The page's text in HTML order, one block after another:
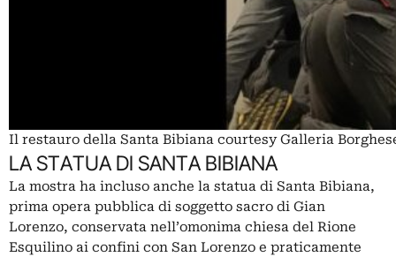
Il restauro della Santa Bibiana courtesy Galleria
LA STATUA DI SANTA BIBIANA
La mostra ha incluso anche la statua di Santa Bibiana,
prima opera pubblica di soggetto sacro di Gian
Lorenzo, conservata nell’omonima chiesa del Rione
Esquilino ai confini con San Lorenzo e praticamente